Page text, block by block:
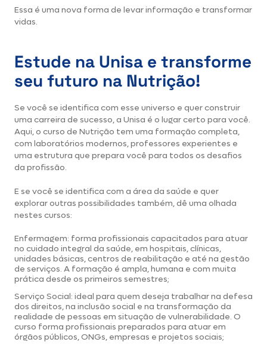
Essa é uma nova forma de levar informação e transformar
vidas.
Estude na Unisa e transforme
seu futuro na Nutrição!
Se você se identifica com esse universo e quer construir
uma carreira de sucesso, a Unisa é o lugar certo para você.
Aqui, o curso de Nutrição tem uma formação completa,
com laboratórios modernos, professores experientes e
uma estrutura que prepara você para todos os desafios
da profissão.
E se você se identifica com a área da saúde e quer
explorar outras possibilidades também, dê uma olhada
nestes cursos:
Enfermagem: forma profissionais capacitados para atuar
no cuidado integral da saúde, em hospitais, clínicas,
unidades básicas, centros de reabilitação e até na gestão
de serviços. A formação é ampla, humana e com muita
prática desde os primeiros semestres;
Serviço Social: ideal para quem deseja trabalhar na defesa
dos direitos, na inclusão social e na transformação da
realidade de pessoas em situação de vulnerabilidade. O
curso forma profissionais preparados para atuar em
órgãos públicos, ONGs, empresas e projetos sociais;